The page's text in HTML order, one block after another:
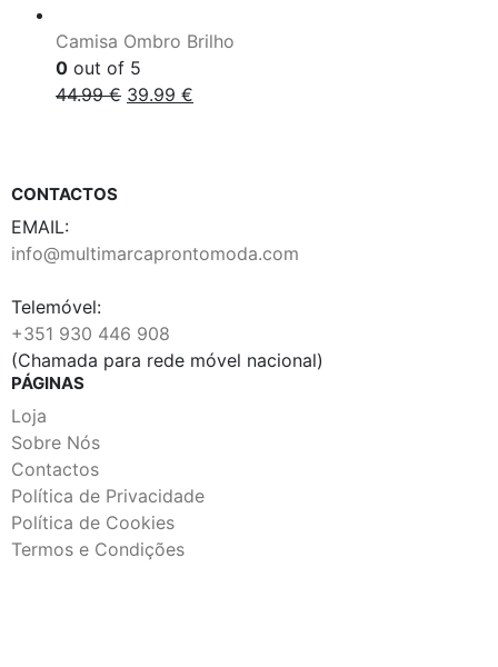
Camisa Ombro Brilho
0 out of 5
44.99€ 39.99 €
CONTACTOS
EMAIL:
info@multimarcaprontomoda.com
Telemóvel:
+351 930 446 908
(Chamada para rede móvel nacional)
PÁGINAS
Loja
Sobre Nós
Contactos
Política de Privacidade
Política de Cookies
Termos e Condições